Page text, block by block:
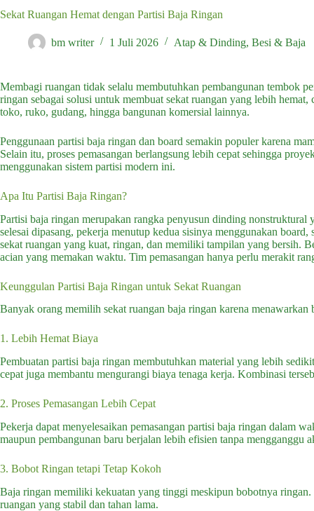
Sekat Ruangan Hemat dengan Partisi Baja Ringan
bm writer 1 Juli 2026 Atap & Dinding, Besi & Baja
Membagi ruangan tidak selalu membutuhkan pembangunan tembok
ringan sebagai solusi untuk membuat sekat ruangan yang lebih
toko, ruko, gudang, hingga bangunan komersial lainnya.
Penggunaan partisi baja ringan dan board semakin populer karena
Selain itu, proses pemasangan berlangsung lebih cepat sehingga
menggunakan sistem partisi modern ini.
Apa Itu Partisi Baja Ringan?
Partisi baja ringan merupakan rangka penyusun dinding nonstruktural
selesai dipasang, pekerja menutup kedua sisinya menggunakan
sekat ruangan yang kuat, ringan, dan memiliki tampilan yang bersih.
acian yang memakan waktu. Tim pemasangan hanya perlu merakit
Keunggulan Partisi Baja Ringan untuk Sekat Ruangan
Banyak orang memilih sekat ruangan baja ringan karena
1. Lebih Hemat Biaya
Pembuatan partisi baja ringan membutuhkan material yang lebih
cepat juga membantu mengurangi biaya tenaga kerja. Kombinasi
2. Proses Pemasangan Lebih Cepat
Pekerja dapat menyelesaikan pemasangan partisi baja ringan dalam
maupun pembangunan baru berjalan lebih efisien tanpa mengganggu
3. Bobot Ringan tetapi Tetap Kokoh
Baja ringan memiliki kekuatan yang tinggi meskipun bobotnya
ruangan yang stabil dan tahan lama.